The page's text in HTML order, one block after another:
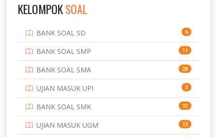
3
169
7
PTDI STTD 4
133
SMA 146
KELOMPOKSOAL
BANK SOAL SD 6
BANK SOAL SMP 11
BANK SOAL SMA 28
UJIAN MASUK UPI 3
BANK SOAL SMK 10
UJIAN MASUK UGM 13